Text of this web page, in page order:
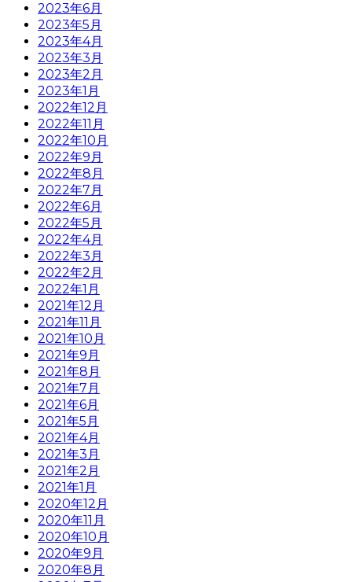
2023年6月
2023年5月
2023年4月
2023年3月
2023年2月
2023年1月
2022年12月
2022年11月
2022年10月
2022年9月
2022年8月
2022年7月
2022年6月
2022年5月
2022年4月
2022年3月
2022年2月
2022年1月
2021年12月
2021年11月
2021年10月
2021年9月
2021年8月
2021年7月
2021年6月
2021年5月
2021年4月
2021年3月
2021年2月
2021年1月
2020年12月
2020年11月
2020年10月
2020年9月
2020年8月